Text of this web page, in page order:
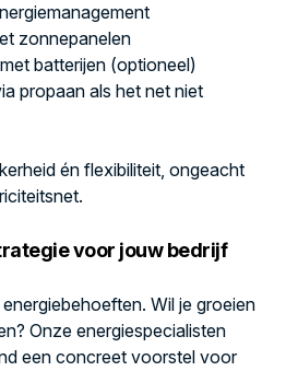
zonnepanelen
batterijen (optioneel)
propaan als het net niet
én flexibiliteit, ongeacht
voor jouw bedrijf
Wil je groeien
Onze energiespecialisten
een concreet voorstel voor